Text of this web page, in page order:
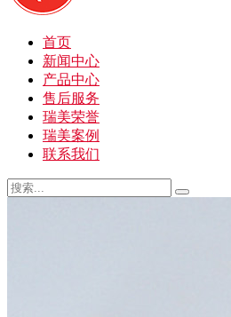
首页
新闻中心
产品中心
售后服务
瑞美荣誉
瑞美案例
联系我们